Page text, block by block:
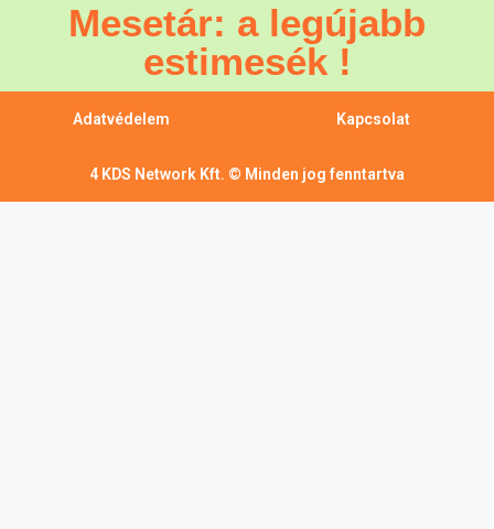
Mesetár: a legújabb
estimesék !
Adatvédelem Kapcsolat
4 KDS Network Kft. © Minden jog fenntartva